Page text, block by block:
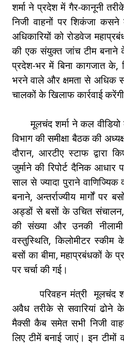
शर्मा ने प्रदेश में गैर-कानूनी
निजी वाहनों पर शिकंजा
अधिकारियों को रोडवेज
की एक संयुक्त जांच टीम बनाने
प्रदेश-भर में बिना कागजात के,
भरने वाले और क्षमता से अधिक
चालकों के खिलाफ कार्रवाई
मूलचंद शर्मा ने कल वीडियो
विभाग की समीक्षा बैठक की
दौरान, आरटीए स्टाफ द्वारा
जुर्माने की रिपोर्ट दैनिक
साल से ज्यादा पुराने वाणिज्यिक
बनाने, अन्तर्राज्यीय मार्गों
अड्डों से बसों के उचित
की संख्या और उनकी
वस्तुस्थिति, किलोमीटर स्कीम
बसों का बीमा, महाप्रबंधकों के
पर चर्चा की गई।
परिवहन मंत्री मूलचंद
अवैध तरीके से सवारियां ढोने
मैक्सी कैब समेत सभी निजी
लिए टीमें बनाई जाएं। इन